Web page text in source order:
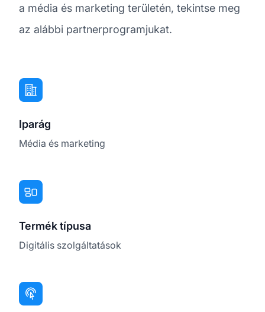
a média és marketing területén, tekintse meg
az alábbi partnerprogramjukat.
Iparág
Média és marketing
Termék típusa
Digitális szolgáltatások